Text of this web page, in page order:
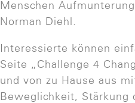
Menschen
Norman Diehl.
Interessierte können
Seite „Challenge 4
und von zu Hause aus
Beweglichkeit,